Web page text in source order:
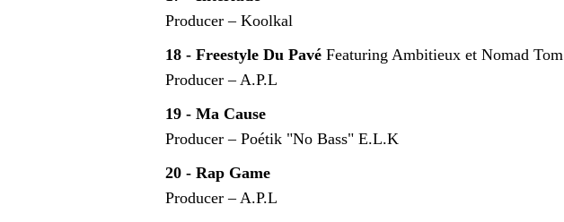
Producer – Koolkal
18 - Freestyle Du Pavé Featuring Ambitieux et Nomad Tom
Producer – A.P.L
19 - Ma Cause
Producer – Poétik "No Bass" E.L.K
20 - Rap Game
Producer – A.P.L